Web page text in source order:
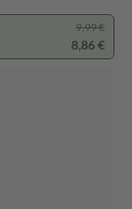
9,99 €
8,86 €